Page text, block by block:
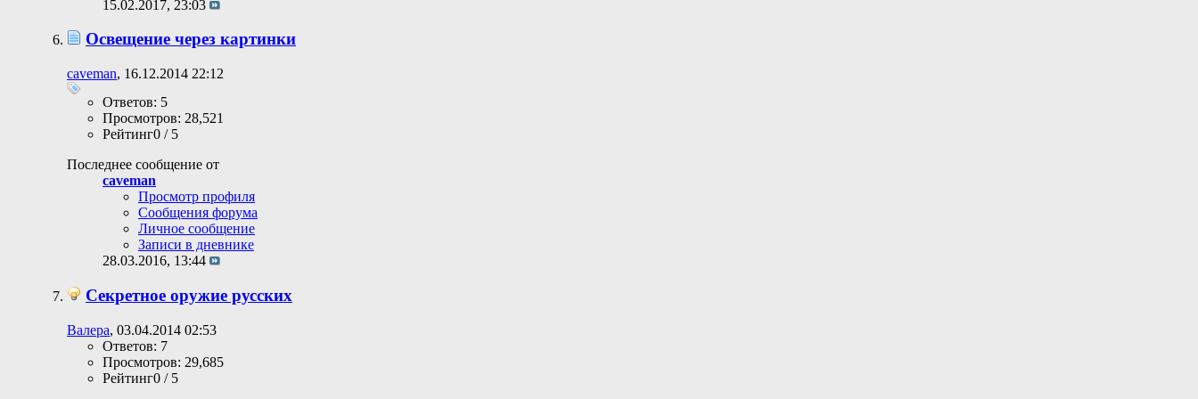
15.02.2017, 23:03
Освещение через картинки
caveman, 16.12.2014 22:12
Ответов: 5
Просмотров: 28,521
Рейтинг0 / 5
Последнее сообщение от
caveman
Просмотр профиля
Сообщения форума
Личное сообщение
Записи в дневнике
28.03.2016, 13:44
Секретное оружие русских
Валера, 03.04.2014 02:53
Ответов: 7
Просмотров: 29,685
Рейтинг0 / 5